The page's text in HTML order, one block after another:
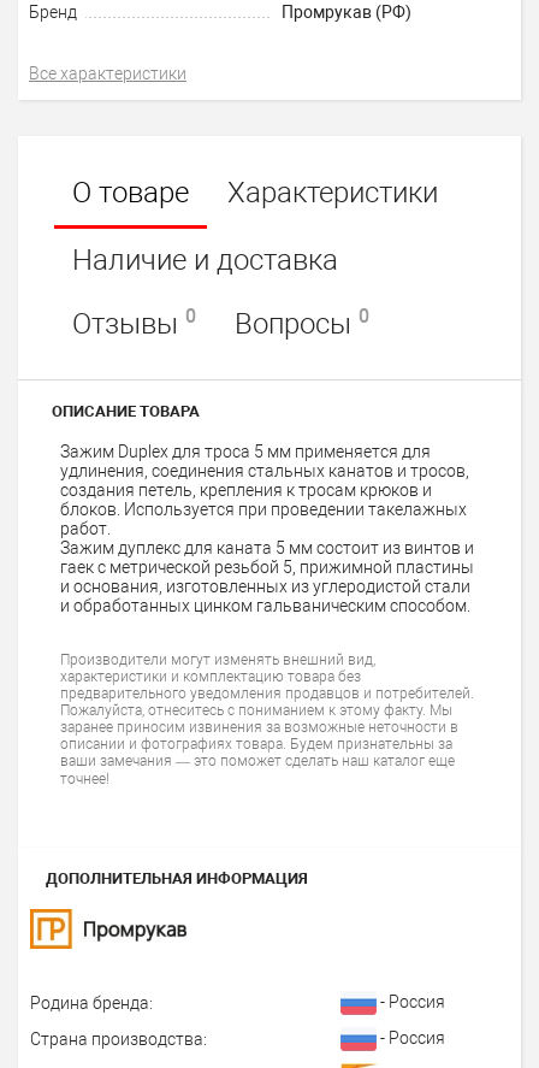
Бренд
Промрукав (РФ)
Все характеристики
О товаре
Характеристики
Наличие и доставка
Отзывы 0 Вопросы 0
ОПИСАНИЕ ТОВАРА
Зажим Duplex для троса 5 мм применяется для
удлинения, соединения стальных канатов и тросов,
создания петель, крепления к тросам крюков и
блоков. Используется при проведении такелажных
работ.
Зажим дуплекс для каната 5 мм состоит из винтов и
гаек с метрической резьбой 5, прижимной пластины
и основания, изготовленных из углеродистой стали
и обработанных цинком гальваническим способом.
Производители могут изменять внешний вид,
характеристики и комплектацию товара без
предварительного уведомления продавцов и потребителей.
Пожалуйста, отнеситесь с пониманием к этому факту. Мы
заранее приносим извинения за возможные неточности в
описании и фотографиях товара. Будем признательны за
ваши замечания — это поможет сделать наш каталог еще
точнее!
ДОПОЛНИТЕЛЬНАЯ ИНФОРМАЦИЯ
Родина бренда:
- Россия
Страна производства:
- Россия